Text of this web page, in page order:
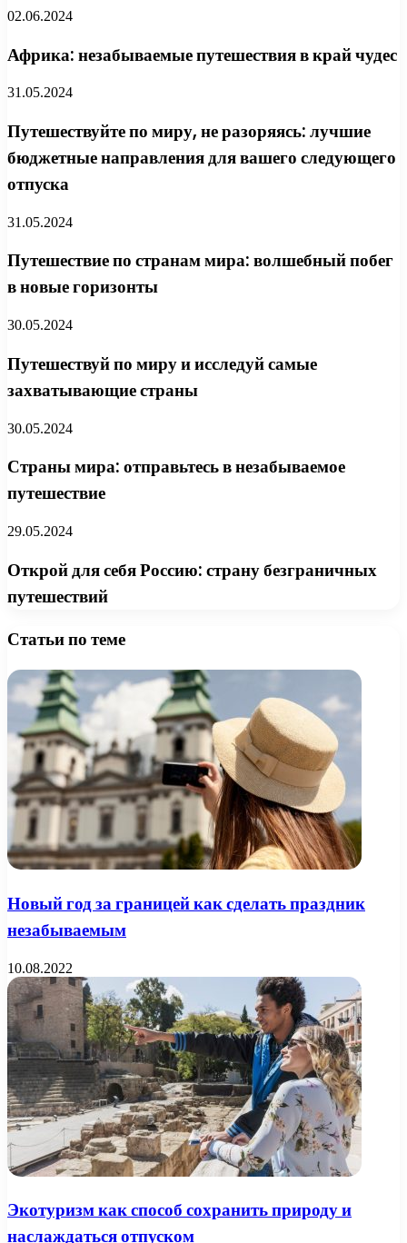
02.06.2024
Африка: незабываемые путешествия в край чудес
31.05.2024
Путешествуйте по миру, не разоряясь: лучшие
бюджетные направления для вашего следующего
отпуска
31.05.2024
Путешествие по странам мира: волшебный побег
в новые горизонты
30.05.2024
Путешествуй по миру и исследуй самые
захватывающие страны
30.05.2024
Страны мира: отправьтесь в незабываемое
путешествие
29.05.2024
Открой для себя Россию: страну безграничных
путешествий
Статьи по теме
Новый год за границей как сделать праздник
незабываемым
10.08.2022
Экотуризм как способ сохранить природу и
наслаждаться отпуском